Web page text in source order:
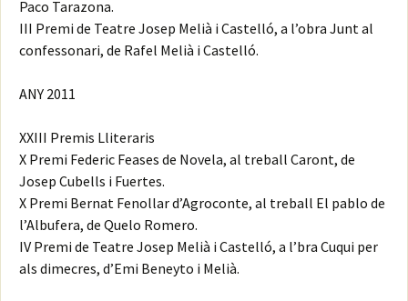
Paco Tarazona.
III Premi de Teatre Josep Melià i Castelló, a l’obra Junt al
confessonari, de Rafel Melià i Castelló.
ANY 2011
XXIII Premis Lliteraris
X Premi Federic Feases de Novela, al treball Caront, de
Josep Cubells i Fuertes.
X Premi Bernat Fenollar d’Agroconte, al treball El pablo de
l’Albufera, de Quelo Romero.
IV Premi de Teatre Josep Melià i Castelló, a l’bra Cuqui per
als dimecres, d’Emi Beneyto i Melià.